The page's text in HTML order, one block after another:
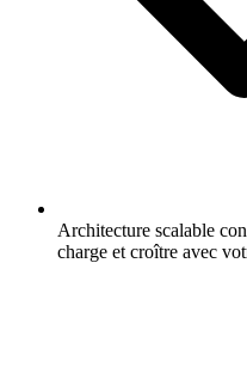
Architecture scalable
charge et croître avec